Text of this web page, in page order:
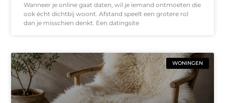
Wanneer je online gaat daten, wil je iemand ontmoeten die
ook écht dichtbij woont. Afstand speelt een grotere rol
dan je misschien denkt. Een datingsite
WONINGEN